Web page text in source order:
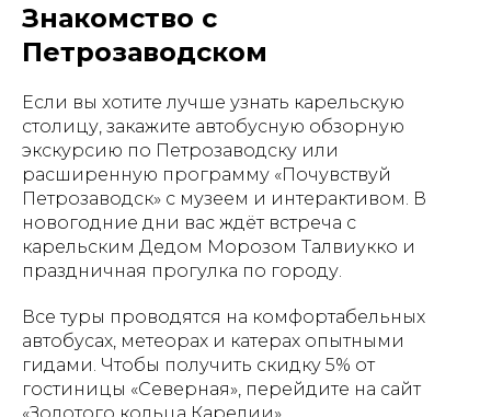
Знакомство с
Петрозаводском
Если вы хотите лучше узнать карельскую
столицу, закажите автобусную обзорную
экскурсию по Петрозаводску или
расширенную программу «Почувствуй
Петрозаводск» с музеем и интерактивом. В
новогодние дни вас ждёт встреча с
карельским Дедом Морозом Талвиукко и
праздничная прогулка по городу.
Все туры проводятся на комфортабельных
автобусах, метеорах и катерах опытными
гидами. Чтобы получить скидку 5% от
гостиницы «Северная», перейдите на сайт
«Золотого кольца Карелии»